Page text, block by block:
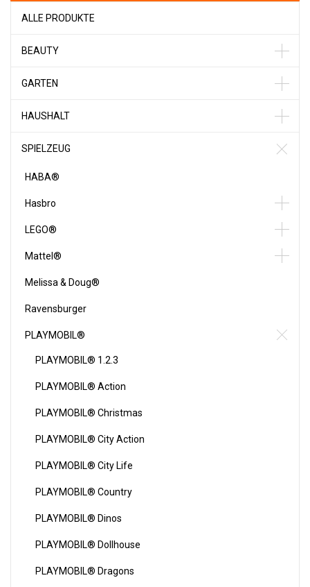
ALLE PRODUKTE
BEAUTY
GARTEN
HAUSHALT
SPIELZEUG
HABA®
Hasbro
LEGO®
Mattel®
Melissa & Doug®
Ravensburger
PLAYMOBIL®
PLAYMOBIL® 1.2.3
PLAYMOBIL® Action
PLAYMOBIL® Christmas
PLAYMOBIL® City Action
PLAYMOBIL® City Life
PLAYMOBIL® Country
PLAYMOBIL® Dinos
PLAYMOBIL® Dollhouse
PLAYMOBIL® Dragons